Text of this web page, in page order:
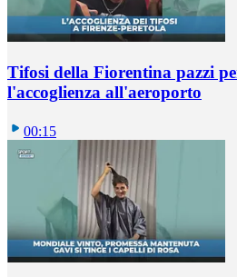
Tifosi della Fiorentina pazzi
l'accoglienza all'aeroporto
00:15